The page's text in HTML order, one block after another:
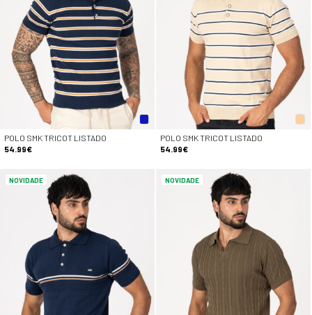
POLO SMK TRICOT LISTADO
54.99€
POLO SMK TRICOT LISTADO
54.99€
NOVIDADE NOVIDADE